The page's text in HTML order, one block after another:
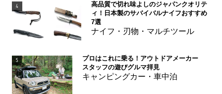
4
高品質で切れ味よしのジャパンクオリテ
ィ！日本製のサバイバルナイフおすすめ
7選
ナイフ・刃物・マルチツール
5
プロはこれに乗る！アウトドアメーカー
スタッフの遊びグルマ拝見
キャンピングカー・車中泊